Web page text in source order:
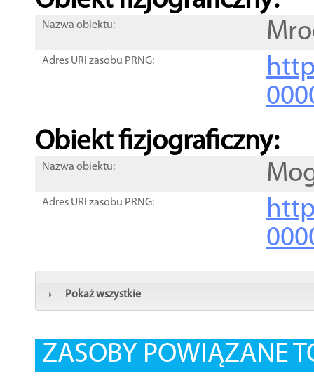
Nazwa obiektu:
Adres URI zasobu PRNG:
Obiekt fizjograficzny:
Nazwa obiektu:
Adres URI zasobu PRNG:
Pokaż wszystkie
ZASOBY POWIĄZANE